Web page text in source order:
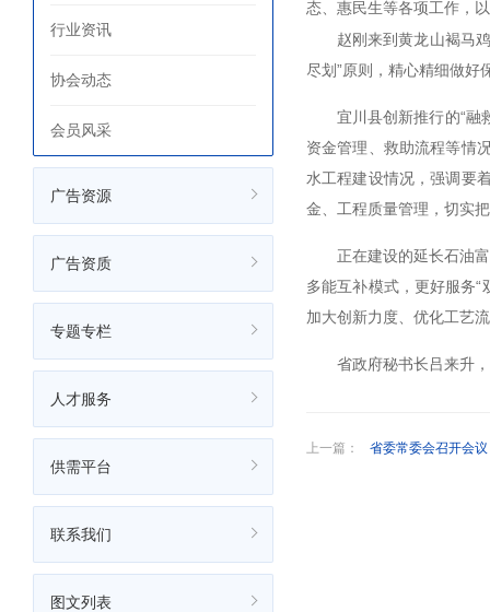
行业资讯
协会动态
会员风采
广告资源
广告资质
专题专栏
人才服务
供需平台
联系我们
图文列表
态、惠民生等各项工作，
赵刚来到黄龙山褐马
尽划”原则，精心精细做
宜川县创新推行的“融
资金管理、救助流程等情
水工程建设情况，强调要
金、工程质量管理，切实
正在建设的延长石油
多能互补模式，更好服务“
加大创新力度、优化工艺
省政府秘书长吕来升
上一篇： 省委常委会召开会议 部署